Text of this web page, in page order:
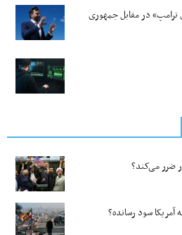
در مقابل جمهوری
ضرر می‌کند؟
سود رسانده؟